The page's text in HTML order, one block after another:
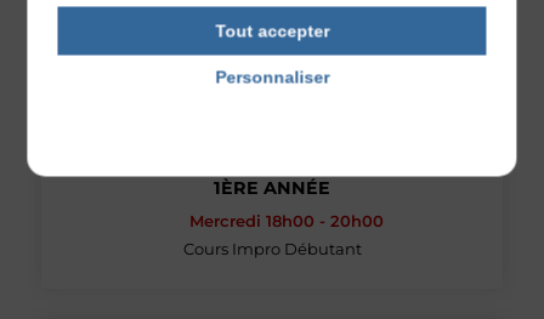
1ÈRE ANNÉE
Mercredi 18h00 - 20h00
Cours Impro Débutant
Tout accepter
Personnaliser